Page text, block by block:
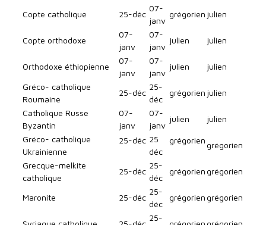
Copte catholique 25-déc
07-
janv
grégorien julien
Copte orthodoxe
07-
janv
07-
janv
julien julien
Orthodoxe éthiopienne
07-
janv
07-
janv
julien
julien
Gréco- catholique
Roumaine
25-déc
25-
déc
grégorien julien
Catholique Russe
Byzantin
07-
janv
07-
janv
julien
julien
Gréco- catholique
Ukrainienne
25-déc 25
déc
grégorien grégorien
Grecque-melkite
catholique
25-déc
25-
déc
grégorien grégorien
Maronite 25-déc
25-
déc
grégorien grégorien
25-